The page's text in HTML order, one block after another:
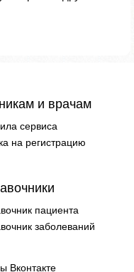
и врачам
сервиса
на регистрацию
пациента
заболеваний
Вконтакте